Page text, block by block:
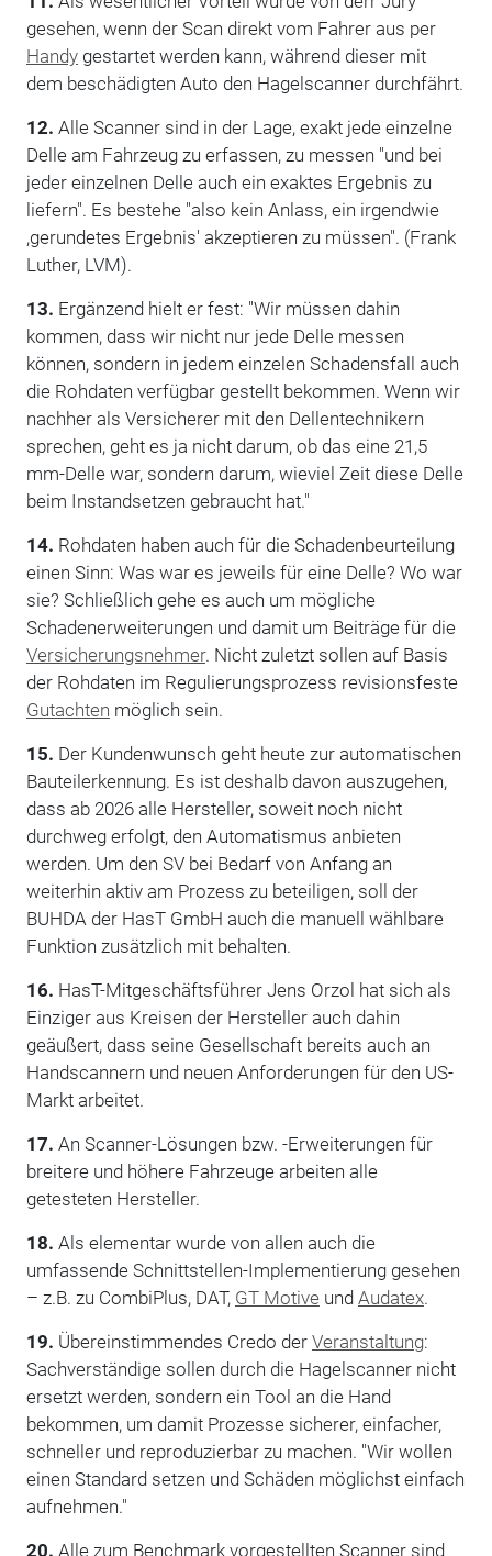
gesehen, wenn der Scan direkt vom Fahrer aus per
Handygestartet werden kann, während dieser mit
dem beschädigten Auto den Hagelscanner durchfährt.
12. Alle Scanner sind in der Lage, exakt jede einzelne
Delle am Fahrzeug zu erfassen, zu messen "und bei
jeder einzelnen Delle auch ein exaktes Ergebnis zu
liefern". Es bestehe "also kein Anlass, ein irgendwie
,gerundetes Ergebnis' akzeptieren zu müssen". (Frank
Luther, LVM).
13. Ergänzend hielt er fest: "Wir müssen dahin
kommen, dass wir nicht nur jede Delle messen
können, sondern in jedem einzelen Schadensfall auch
die Rohdaten verfügbar gestellt bekommen. Wenn wir
nachher als Versicherer mit den Dellentechnikern
sprechen, geht es ja nicht darum, ob das eine 21,5
mm-Delle war, sondern darum, wieviel Zeit diese Delle
beim Instandsetzen gebraucht hat."
14. Rohdaten haben auch für die Schadenbeurteilung
einen Sinn: Was war es jeweils für eine Delle? Wo war
sie? Schließlich gehe es auch um mögliche
Schadenerweiterungen und damit um Beiträge für die
Versicherungsnehmer. Nicht zuletzt sollen auf Basis
der Rohdaten im Regulierungsprozess revisionsfeste
Gutachten möglich sein.
15. Der Kundenwunsch geht heute zur automatischen
Bauteilerkennung. Es ist deshalb davon auszugehen,
dass ab 2026 alle Hersteller, soweit noch nicht
durchweg erfolgt, den Automatismus anbieten
werden. Um den SV bei Bedarf von Anfang an
weiterhin aktiv am Prozess zu beteiligen, soll der
BUHDA der HasT GmbH auch die manuell wählbare
Funktion zusätzlich mit behalten.
16. HasT-Mitgeschäftsführer Jens Orzol hat sich als
Einziger aus Kreisen der Hersteller auch dahin
geäußert, dass seine Gesellschaft bereits auch an
Handscannern und neuen Anforderungen für den US-
Markt arbeitet.
17. An Scanner-Lösungen bzw. -Erweiterungen für
breitere und höhere Fahrzeuge arbeiten alle
getesteten Hersteller.
18. Als elementar wurde von allen auch die
umfassende Schnittstellen-Implementierung gesehen
– z.B. zu CombiPlus, DAT, GT Motive und Audatex.
19. Übereinstimmendes Credo der Veranstaltung:
Sachverständige sollen durch die Hagelscanner nicht
ersetzt werden, sondern ein Tool an die Hand
bekommen, um damit Prozesse sicherer, einfacher,
schneller und reproduzierbar zu machen. "Wir wollen
einen Standard setzen und Schäden möglichst einfach
aufnehmen."
20. Alle zum Benchmark vorgestellten Scanner sind